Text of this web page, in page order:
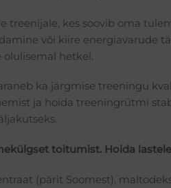
treenijale, kes soovib oma
või kiire energiavarude
hetkel.
ka järgmise treeningu
ja hoida treeningrütmi
toitumist. Hoida
(pärit Soomest),